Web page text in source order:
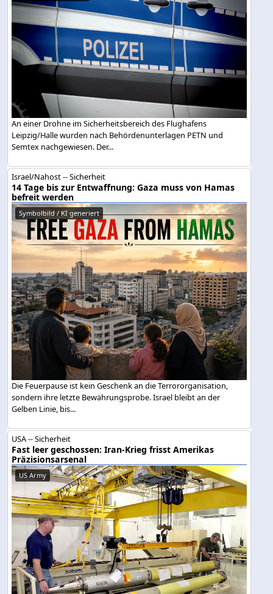
An einer Drohne im Sicherheitsbereich des Flughafens
Leipzig/Halle wurden nach Behördenunterlagen PETN und
Semtex nachgewiesen. Der...
Israel/Nahost -- Sicherheit
14 Tage bis zur Entwaffnung: Gaza muss von Hamas
befreit werden
Symbolbild / KI generiert
Die Feuerpause ist kein Geschenk an die Terrororganisation,
sondern ihre letzte Bewährungsprobe. Israel bleibt an der
Gelben Linie, bis...
USA -- Sicherheit
Fast leer geschossen: Iran-Krieg frisst Amerikas
Präzisionsarsenal
US Army